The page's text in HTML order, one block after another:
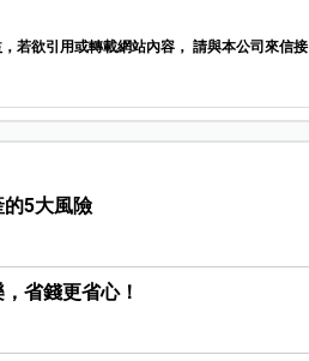
若欲引用或轉載網站內容， 請與本公司來信接
5大風險
省錢更省心！